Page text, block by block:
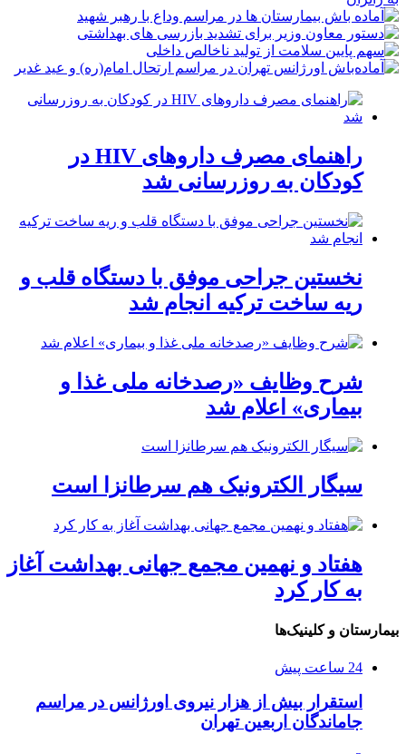
راهنمای مصرف داروهای HIV در
کودکان به روزرسانی شد
نخستین جراحی موفق با دستگاه قلب و
ریه ساخت ترکیه انجام شد
شرح وظایف «رصدخانه ملی غذا و
بیماری» اعلام شد
سیگار الکترونیک هم سرطانزا است
هفتاد و نهمین مجمع جهانی بهداشت آغاز
به کار کرد
بیمارستان و کلینیک‌ها
24 ساعت پیش
استقرار بیش از هزار نیروی اورژانس در مراسم
جاماندگان اربعین تهران